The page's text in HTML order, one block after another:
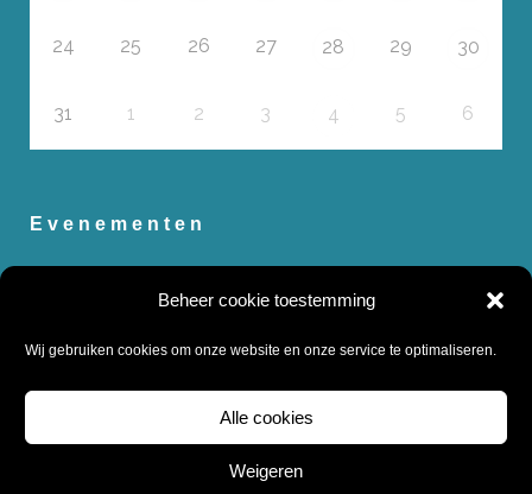
Beheer cookie toestemming
Wij gebruiken cookies om onze website en onze service te optimaliseren.
Alle cookies
Weigeren
24 25 26 27 28 29 30
31 1 2 3 4 5 6
Evenementen
Koopavond